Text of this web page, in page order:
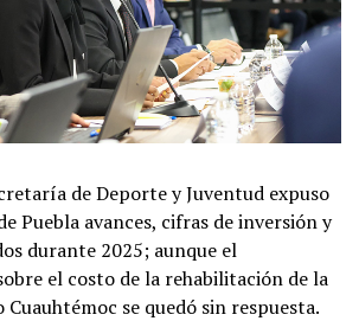
de Deporte y Juventud expuso
Puebla avances, cifras de inversión y
durante 2025; aunque el
el costo de la rehabilitación de la
Cuauhtémoc se quedó sin respuesta.